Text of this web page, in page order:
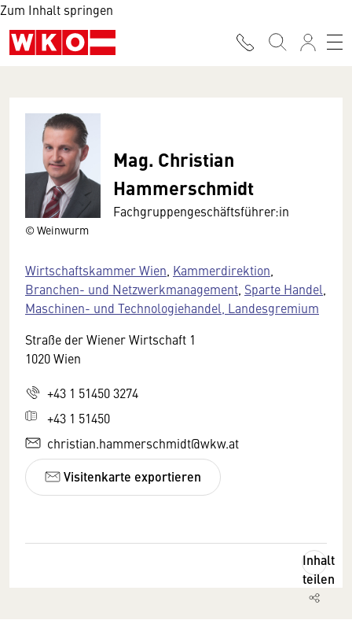
Zum Inhalt springen
© Weinwurm
Mag. Christian
Hammerschmidt
Fachgruppengeschäftsführer:in
Wirtschaftskammer Wien Kammerdirektion
Branchen- und Netzwerkmanagement Sparte Handel
Maschinen- und Technologiehandel, Landesgremium
Straße der Wiener Wirtschaft 1
1020 Wien
+43 1 51450 3274
+43 1 51450
christian.hammerschmidt@wkw.at
Visitenkarte exportieren
Inhalt
teilen